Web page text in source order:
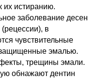
их истиранию.
заболевание десен
в
чувствительные
эмалью.
трещины эмали.
обнажают дентин